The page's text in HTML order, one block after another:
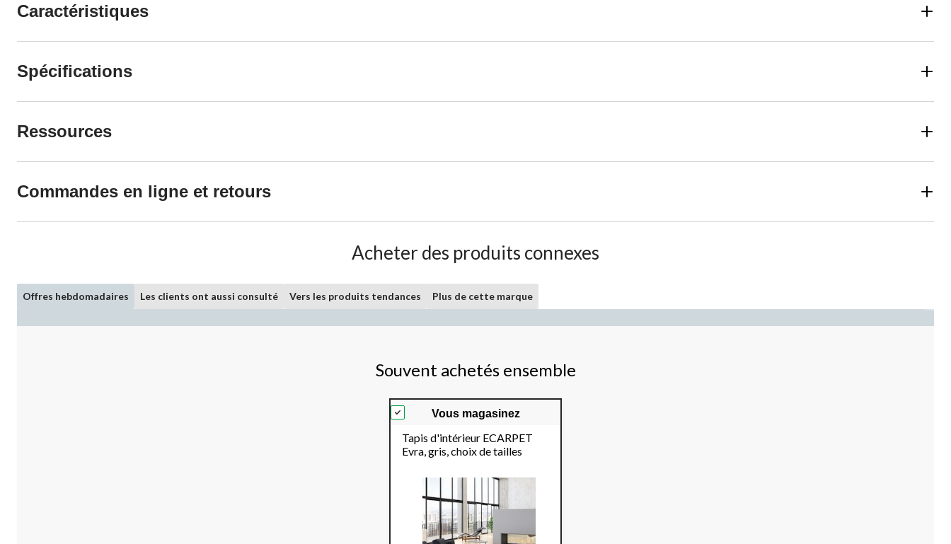
Caractéristiques
Spécifications
Ressources
Commandes en ligne et retours
Acheter des produits connexes
Offres hebdomadaires Les clients ont aussi consulté Vers les produits tendances Plus de cette marque
Souvent achetés ensemble
Vous magasinez
Tapis d'intérieur ECARPET
Evra, gris, choix de tailles